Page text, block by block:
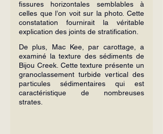
fissures horizontales semblables à
celles que l’on voit sur la photo. Cette
constatation fournirait la véritable
explication des joints de stratification.
De plus, Mac Kee, par carottage, a
examiné la texture des sédiments de
Bijou Creek. Cette texture présente un
granoclassement turbide vertical des
particules sédimentaires qui est
caractéristique de nombreuses
strates.